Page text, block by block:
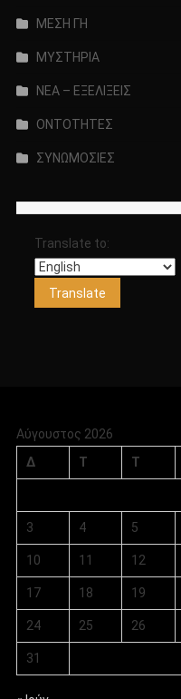
ΜΕΣΗ ΓΗ
ΜΥΣΤΗΡΙΑ
ΝΕΑ – ΕΞΕΛΙΞΕΙΣ
ΟΝΤΟΤΗΤΕΣ
ΣΥΝΩΜΟΣΙΕΣ
Translate to:
Αύγουστος 2026
Δ
Τ Τ
3 4 5
10 11 12
17 18 19
24 25 26
31